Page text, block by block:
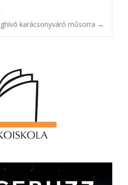
karácsonyváró műsorra →